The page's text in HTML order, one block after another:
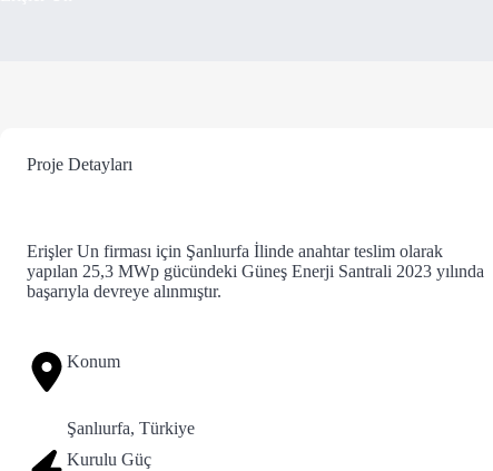
Proje Detayları
Erişler Un firması için Şanlıurfa İlinde anahtar teslim olarak
yapılan 25,3 MWp gücündeki Güneş Enerji Santrali 2023 yılında
başarıyla devreye alınmıştır.
Konum
Şanlıurfa, Türkiye
Kurulu Güç